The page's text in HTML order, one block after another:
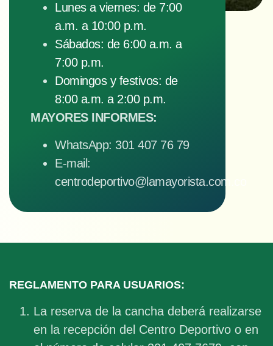
Lunes a viernes: de 7:00
a.m. a 10:00 p.m.
Sábados: de 6:00 a.m. a
7:00 p.m.
Domingos y festivos: de
8:00 a.m. a 2:00 p.m.
MAYORES INFORMES:
WhatsApp: 301 407 76 79
E-mail:
centrodeportivo@lamayorista.com.co
REGLAMENTO PARA USUARIOS:
La reserva de la cancha deberá realizarse
en la recepción del Centro Deportivo o en